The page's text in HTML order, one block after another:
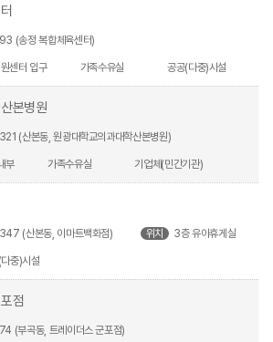
(송정 복합체육센터)
센터 입구 가족수유실 공공(다중)시설
본병원
(산본동, 원광대학교의과대학산본병원)
부 가족수유실 기업체(민간기관)
(산본동, 이마트백화점) 위치 3층 유아휴게실
중)시설
점
(부곡동, 트레이더스 군포점)